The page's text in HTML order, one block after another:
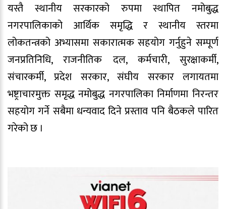
यस्तै स्थानीय सरकारको रुपमा स्थापित नमोबुद्ध
नगरपालिकाको आर्थिक समृद्धि र स्थानीय स्तरमा
लोकतन्त्रको अभ्यासमा सकारात्मक सहयोग गर्नुहुने सम्पूर्ण
जनप्रतिनिधि, राजनीतिक दल, कर्मचारी, सुरक्षाकर्मी,
संचारकर्मी, प्रदेश सरकार, संघीय सरकार लगायतमा
भष्ट्राचारमुक्त समृद्ध नमोबुद्ध नगरपालिका निर्माणमा निरन्तर
सहयोग गर्ने सबैमा धन्यवाद दिने प्रस्ताव पनि बैठकले पारित
गरेको छ ।